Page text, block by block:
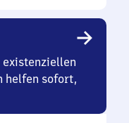
existenziellen
helfen sofort,